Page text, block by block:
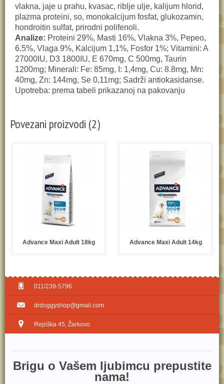
vlakna, jaje u prahu, kvasac, riblje ulje, kalijum hlorid,
plazma proteini, so, monokalcijum fosfat, glukozamin,
hondroitin sulfat, prirodni polifenoli.
Analize: Proteini 29%, Masti 16%, Vlakna 3%, Pepeo,
6.5%, Vlaga 9%, Kalcijum 1,1%, Fosfor 1%; Vitamini: A
27000IU, D3 1800IU, E 670mg, C 500mg, Taurin
1200mg; Minerali: Fe: 85mg, I: 1,4mg, Cu: 8.8mg, Mn:
40mg, Zn: 144mg, Se 0,11mg; Sadrži antiokasidanse.
Upotreba: prema tabeli prikazanoj na pakovanju
Povezani proizvodi (2)
Advance Maxi Adult 18kg Advance Maxi Adult 14kg
011/239-5796
drdoggyshop@gmail.com
Repiška 45, Žarkovo
Brig​u o Vašem ljubimcu prepustite
nama!